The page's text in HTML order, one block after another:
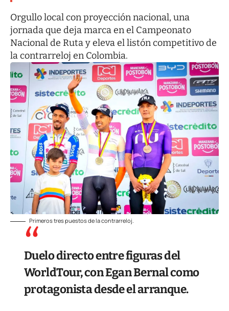
Orgullo local con proyección nacional, una
jornada que deja marca en el Campeonato
Nacional de Ruta y eleva el listón competitivo de
la contrarreloj en Colombia.
Primeros tres puestos de la contrarreloj.
Duelo directo entre figuras del
WorldTour, con Egan Bernal como
protagonista desde el arranque.